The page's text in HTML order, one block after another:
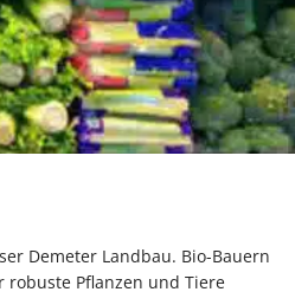
Demeter Landbau. Bio-Bauern
Pflanzen und Tiere